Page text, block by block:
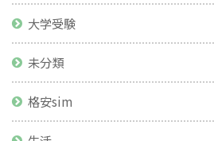
大学受験
未分類
格安sim